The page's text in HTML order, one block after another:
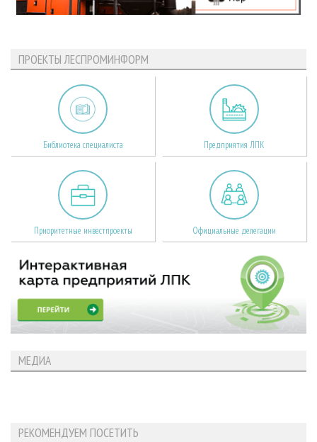
ПРОЕКТЫ ЛЕСПРОМИНФОРМ
Библиотека специалиста Предприятия ЛПК
Приоритетные инвестпроекты Официальные делегации
МЕДИА
РЕКОМЕНДУЕМ ПОСЕТИТЬ